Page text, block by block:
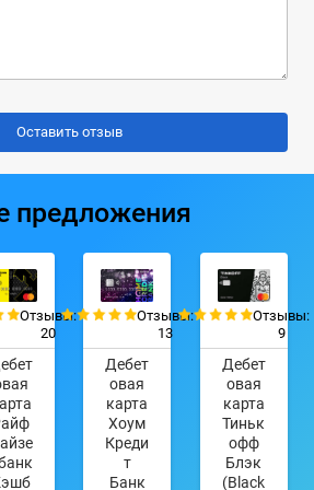
предложения
Отзывы:
20
Отзывы:
13
Дебет
овая
карта
Хоум
Креди
т
Банк
Отзывы:
9
Дебет
овая
карта
Тиньк
офф
Блэк
(Black